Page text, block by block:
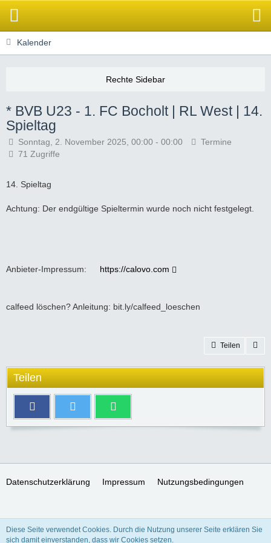
Kalender
* BVB U23 - 1. FC Bocholt | RL West | 14.
Spieltag
Sonntag, 2. November 2025, 00:00 - 00:00
Termine
71 Zugriffe
14. Spieltag
Achtung: Der endgültige Spieltermin wurde noch nicht festgelegt.
Anbieter-Impressum: https://calovo.com
calfeed löschen? Anleitung: bit.ly/calfeed_loeschen
Teilen
Teilen
Datenschutzerklärung Impressum Nutzungsbedingungen
Stil:Freedom of Life, erstellt von
Diese Seite verwendet Cookies. Durch die Nutzung unserer Seite erklären Sie
sich damit einverstanden, dass wir Cookies setzen.